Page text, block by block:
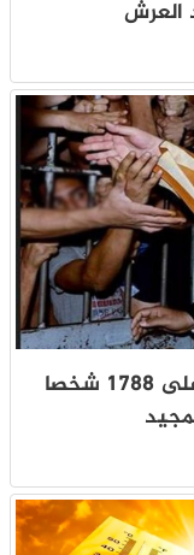
جلالة الملك يصدر عفوه السامي على 1788 شخصا